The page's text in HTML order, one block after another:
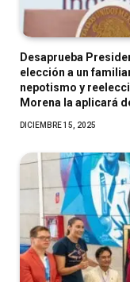
Desaprueba
elección a un
nepotismo y
Morena la aplicará
DICIEMBRE 15, 2025